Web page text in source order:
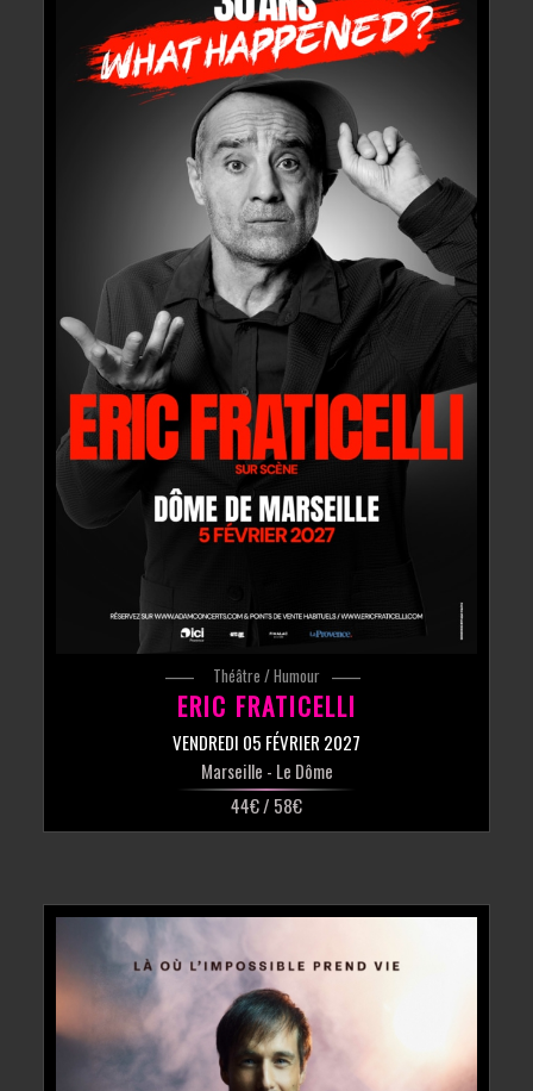
Théâtre / Humour
ERIC FRATICELLI
VENDREDI 05 FÉVRIER 2027
Marseille - Le Dôme
44€ / 58€